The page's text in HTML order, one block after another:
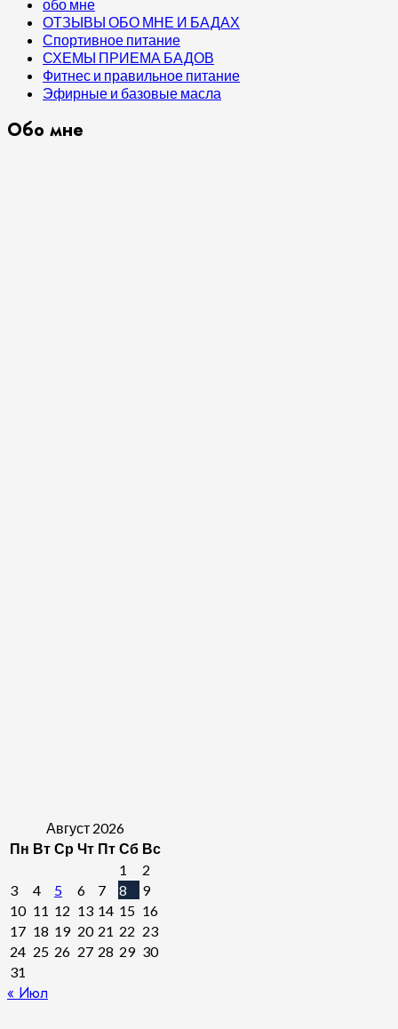
обо мне
ОТЗЫВЫ ОБО МНЕ И БАДАХ
Спортивное питание
СХЕМЫ ПРИЕМА БАДОВ
Фитнес и правильное питание
Эфирные и базовые масла
Обо мне
Август 2026
Пн Вт Ср Чт Пт Сб Вс
1
2
3
4 5 6 7 8
9
10 11 12 13 14 15 16
17 18 19 20 21 22 23
24 25 26 27 28 29 30
31
« Июл